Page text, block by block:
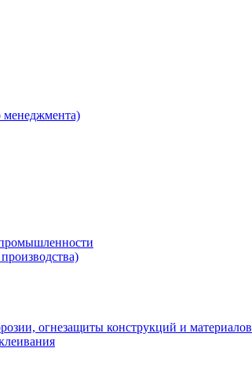
менеджмента)
огнезащиты конструкций и материалов